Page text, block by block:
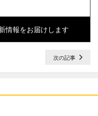
情報をお届けします
次の記事